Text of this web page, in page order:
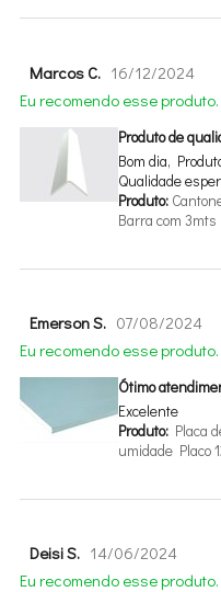
Marcos C. 16/12/2024
Eu recomendo esse produto.
Produto de
Bom dia,
Qualidade
Produto:
Barra com 3mts
Emerson S. 07/08/2024
Eu recomendo esse produto.
Ótimo
Excelente
Produto:Placa
umidade Placo
Deisi S. 14/06/2024
Eu recomendo esse produto.